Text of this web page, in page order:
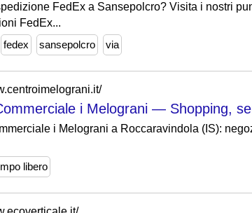
FedEx a Sansepolcro? Visita i nostri
FedEx...
fedex sansepolcro via
i Melograni — Shopping,
i Melograni a Roccaravindola (IS):
libero